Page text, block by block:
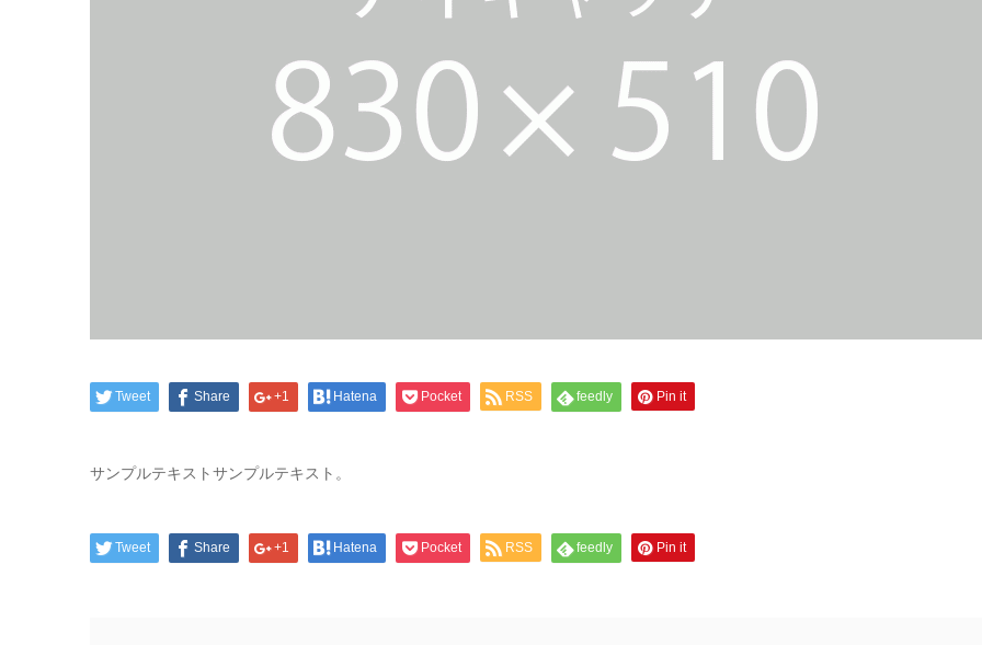
Tweet Share +1 Hatena Pocket RSS feedly Pin it
サンプルテキストサンプルテキスト。
Tweet Share +1 Hatena Pocket RSS feedly Pin it